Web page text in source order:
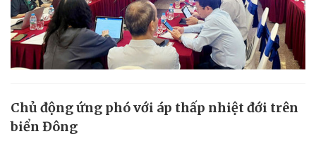
Chủ động ứng phó với áp thấp nhiệt đới trên
biển Đông